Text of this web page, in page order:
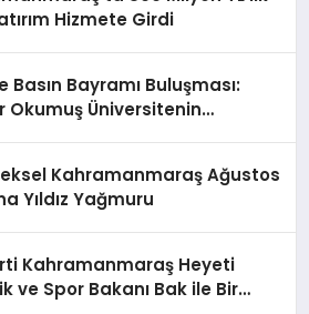
Hizmete Girdi
Basın Bayramı Buluşması:
Okumuş Üniversitenin
Kahramanmaraş Ağustos
Yıldız Yağmuru
Kahramanmaraş Heyeti
ve Spor Bakanı Bak ile Bir